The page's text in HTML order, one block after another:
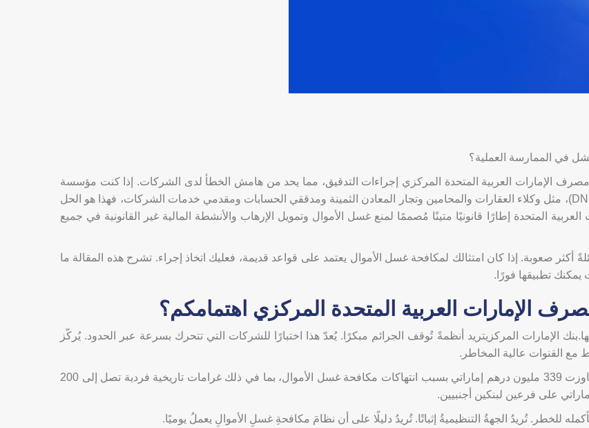
في الممارسة العملية؟
مصرف الإمارات العربية المتحدة المركزي إجراءات التدقيق، مما يحد من هامش الخطأ لدى الشركات. إذا كنت مؤسسة
مالية أو من أصحاب الأعمال والمهن غير المالية المحددة (DNFBPs)، مثل وكلاء العقارات والمحامين وتجار المعادن الثمينة ومدققي الحسابات ومقدمي خدمات الشركات، فهذا هو الحل
المتحدة إطارًا قانونيًا متينًا مُصممًا لمنع غسل الأموال وتمويل الإرهاب والأنشطة المالية غير القانونية في جميع
أكثر صعوبة. إذا كان امتثالك لمكافحة غسل الأموال يعتمد على قواعد قديمة، فعليك اتخاذ إجراء. تشرح هذه المقالة ما
تطبيقها فورًا.
الإمارات العربية المتحدة المركزي اهتمامكم؟
الإمارات المركزيتريد أنظمةً تُوقف الجرائم مبكرًا. يُعدّ هذا اختبارًا للشركات التي تتحرك بسرعة عبر الحدود. يُركّز
مع القنوات عالية المخاطر.
وفي عام 2025، فرض المصرف المركزي الإماراتي غرامات تجاوزت 339 مليون درهم إماراتي بسبب انتهاكات مكافحة غسل الأموال، بما في ذلك غرامات تاريخية فردية تصل إلى 200
للخطر. تُريدُ الجهةُ التنظيميةُ إثباتًا. تُريدُ دليلًا على أن نظامَ مكافحةِ غسلِ الأموالِ يعملُ يوميًا.